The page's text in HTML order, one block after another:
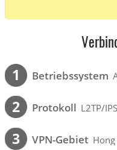
1 Betriebssystem
2 Protokoll L2TP/
3 VPN-Gebiet